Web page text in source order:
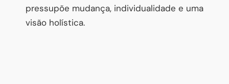
pressupõe mudança, individualidade e uma
visão holística.